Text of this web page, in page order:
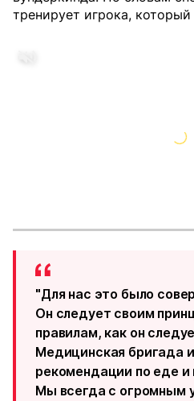
тренирует игрока,
"Для нас это было
Он следует своим
правилам, как он
Медицинская бригада
рекомендации по еде и
Мы всегда с огромным